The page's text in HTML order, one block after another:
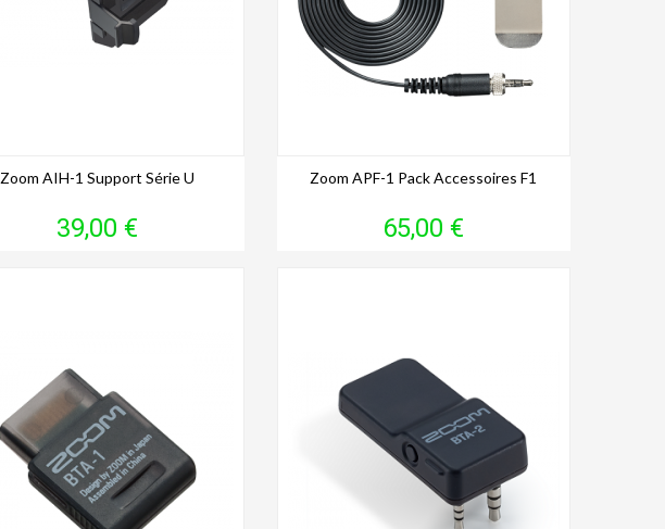
Zoom AIH-1 Support Série U
Prix
39,00 €
Zoom APF-1 Pack Accessoires F1
Prix
65,00 €